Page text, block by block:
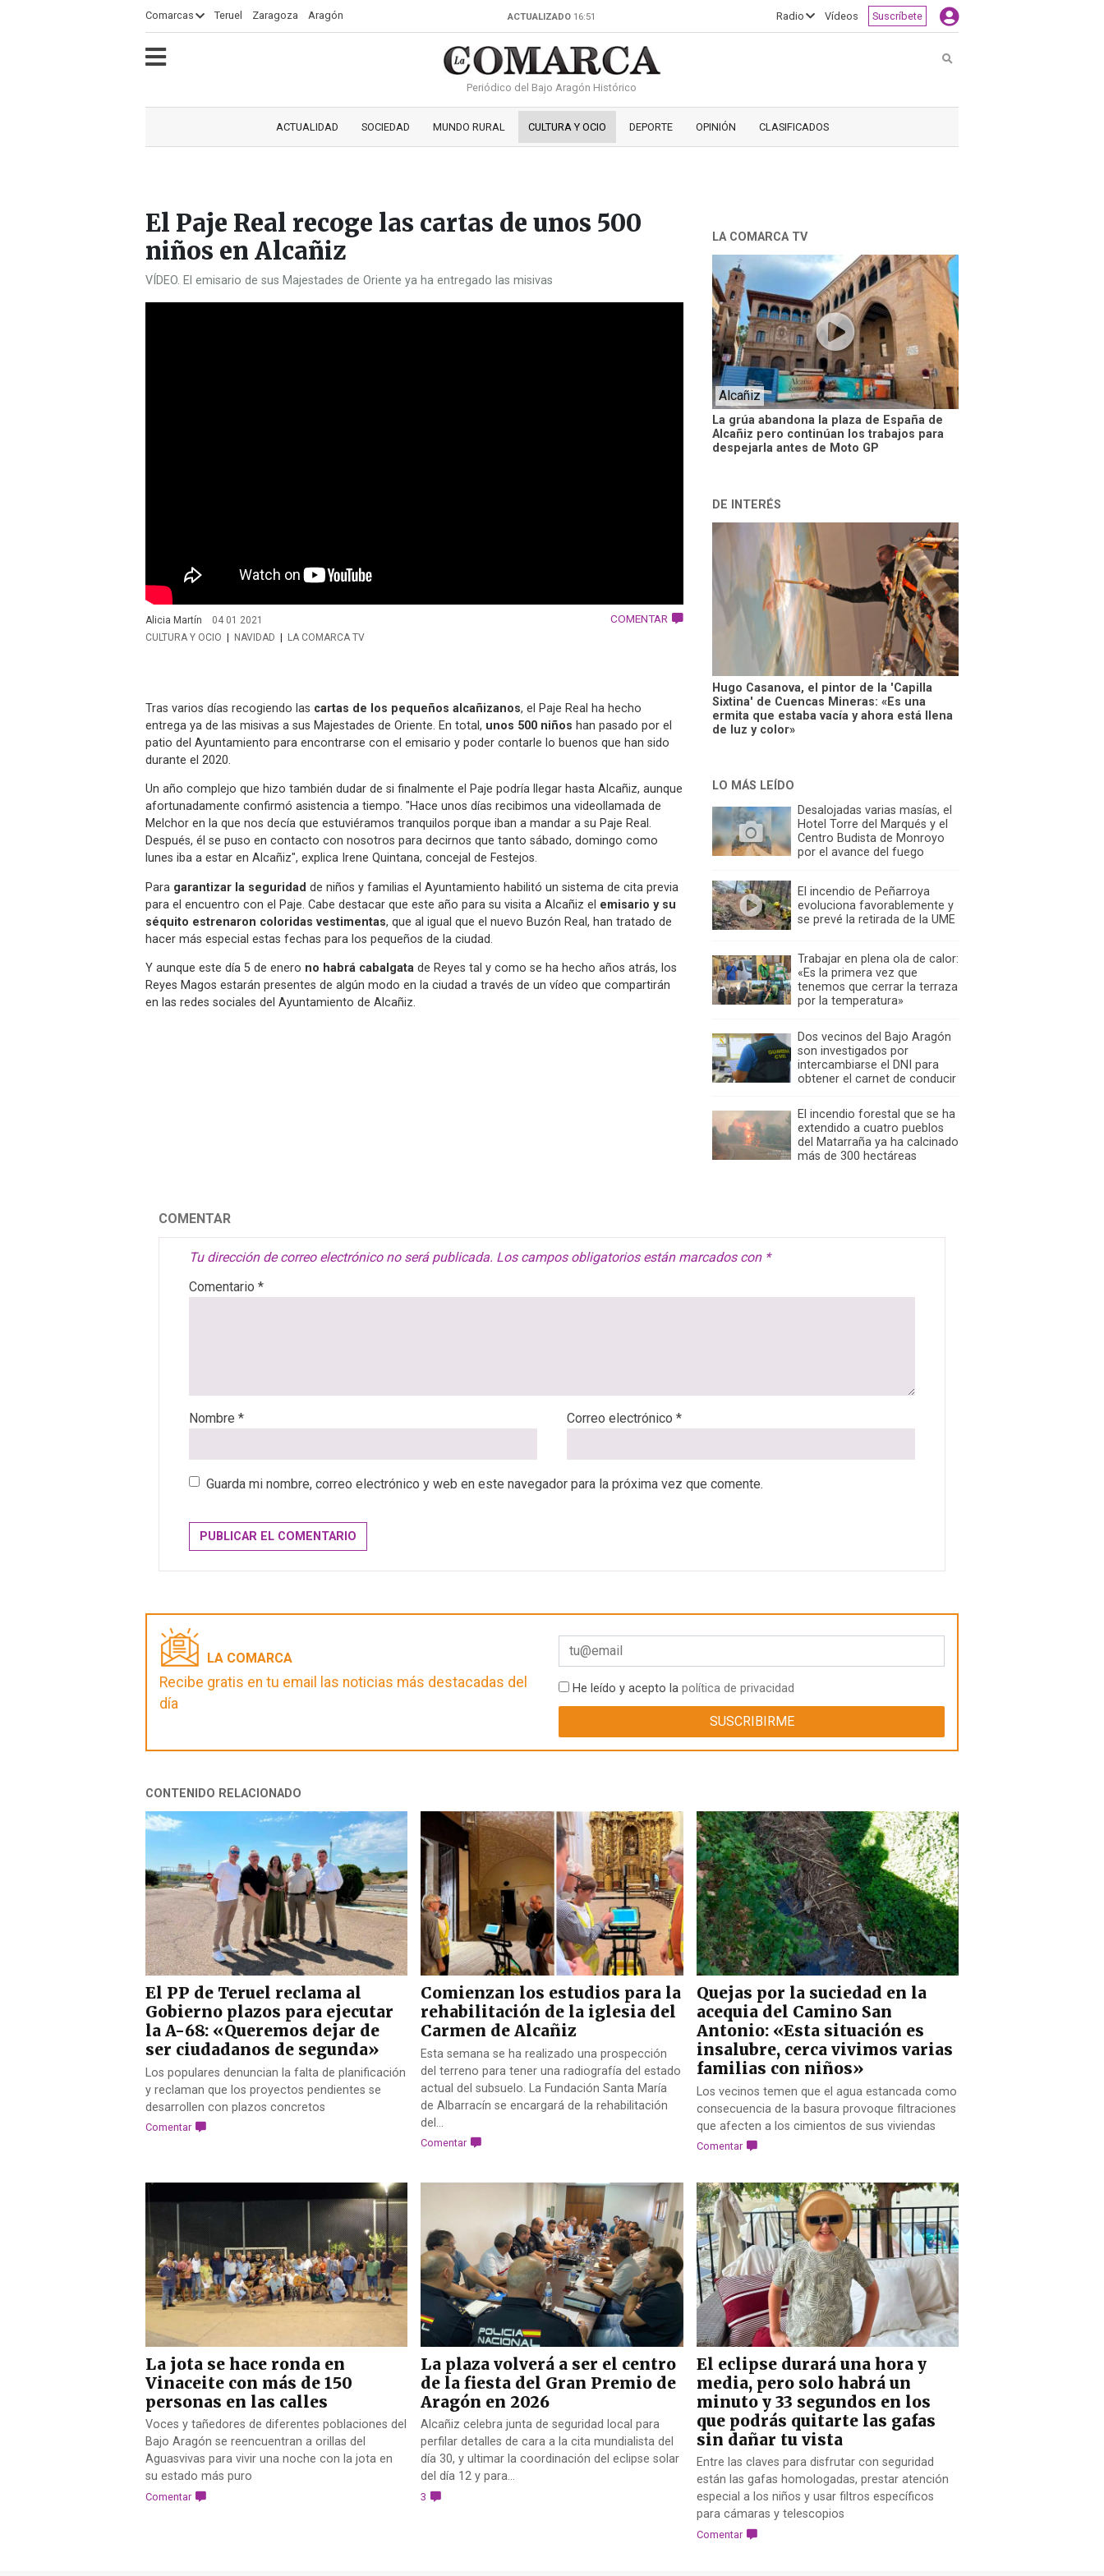
Comarcas Teruel Zaragoza Aragón Radio Vídeos Suscríbete
ACTUALIZADO 16:51
Periódico del Bajo Aragón Histórico
Buscar
ACTUALIDAD SOCIEDAD MUNDO RURAL CULTURA Y OCIO DEPORTE OPINIÓN CLASIFICADOS
El Paje Real recoge las cartas de unos 500
niños en Alcañiz
VÍDEO. El emisario de sus Majestades de Oriente ya ha entregado las misivas
Alicia Martín 04 01 2021 COMENTAR
CULTURA Y OCIO NAVIDAD LA COMARCA TV
Tras varios días recogiendo las cartas de los pequeños alcañizanos, el Paje Real ha hecho
entrega ya de las misivas a sus Majestades de Oriente. En total, unos 500 niños han pasado por el
patio del Ayuntamiento para encontrarse con el emisario y poder contarle lo buenos que han sido
durante el 2020.
Un año complejo que hizo también dudar de si finalmente el Paje podría llegar hasta Alcañiz, aunque
afortunadamente confirmó asistencia a tiempo. "Hace unos días recibimos una videollamada de
Melchor en la que nos decía que estuviéramos tranquilos porque iban a mandar a su Paje Real.
Después, él se puso en contacto con nosotros para decirnos que tanto sábado, domingo como
lunes iba a estar en Alcañiz", explica Irene Quintana, concejal de Festejos.
Para garantizar la seguridad de niños y familias el Ayuntamiento habilitó un sistema de cita previa
para el encuentro con el Paje. Cabe destacar que este año para su visita a Alcañiz el emisario y su
séquito estrenaron coloridas vestimentas, que al igual que el nuevo Buzón Real, han tratado de
hacer más especial estas fechas para los pequeños de la ciudad.
Y aunque este día 5 de enero no habrá cabalgata de Reyes tal y como se ha hecho años atrás, los
Reyes Magos estarán presentes de algún modo en la ciudad a través de un vídeo que compartirán
en las redes sociales del Ayuntamiento de Alcañiz.
LA COMARCA TV
La grúa abandona la plaza de España de
Alcañiz pero continúan los trabajos para
despejarla antes de Moto GP
Alcañiz
DE INTERÉS
Hugo Casanova, el pintor de la 'Capilla
Sixtina' de Cuencas Mineras: «Es una
ermita que estaba vacía y ahora está llena
de luz y color»
LO MÁS LEÍDO
Desalojadas varias masías, el
Hotel Torre del Marqués y el
Centro Budista de Monroyo
por el avance del fuego
El incendio de Peñarroya
evoluciona favorablemente y
se prevé la retirada de la UME
Trabajar en plena ola de calor:
«Es la primera vez que
tenemos que cerrar la terraza
por la temperatura»
Dos vecinos del Bajo Aragón
son investigados por
intercambiarse el DNI para
obtener el carnet de conducir
El incendio forestal que se ha
extendido a cuatro pueblos
del Matarraña ya ha calcinado
más de 300 hectáreas
COMENTAR
Tu dirección de correo electrónico no será publicada. Los campos obligatorios están marcados con *
Comentario *
Nombre * Correo electrónico *
Guarda mi nombre, correo electrónico y web en este navegador para la próxima vez que comente.
LA COMARCA
Recibe gratis en tu email las noticias más destacadas del
día
He leído y acepto la política de privacidad
CONTENIDO RELACIONADO
El PP de Teruel reclama al
Gobierno plazos para ejecutar
la A-68: «Queremos dejar de
ser ciudadanos de segunda»
Los populares denuncian la falta de planificación
y reclaman que los proyectos pendientes se
desarrollen con plazos concretos
Comentar
Comienzan los estudios para la
rehabilitación de la iglesia del
Carmen de Alcañiz
Esta semana se ha realizado una prospección
del terreno para tener una radiografía del estado
actual del subsuelo. La Fundación Santa María
de Albarracín se encargará de la rehabilitación
del...
Comentar
Quejas por la suciedad en la
acequia del Camino San
Antonio: «Esta situación es
insalubre, cerca vivimos varias
familias con niños»
Los vecinos temen que el agua estancada como
consecuencia de la basura provoque filtraciones
que afecten a los cimientos de sus viviendas
Comentar
La jota se hace ronda en
Vinaceite con más de 150
personas en las calles
Voces y tañedores de diferentes poblaciones del
Bajo Aragón se reencuentran a orillas del
Aguasvivas para vivir una noche con la jota en
su estado más puro
Comentar
La plaza volverá a ser el centro
de la fiesta del Gran Premio de
Aragón en 2026
Alcañiz celebra junta de seguridad local para
perfilar detalles de cara a la cita mundialista del
día 30, y ultimar la coordinación del eclipse solar
del día 12 y para...
3
El eclipse durará una hora y
media, pero solo habrá un
minuto y 33 segundos en los
que podrás quitarte las gafas
sin dañar tu vista
Entre las claves para disfrutar con seguridad
están las gafas homologadas, prestar atención
especial a los niños y usar filtros específicos
para cámaras y telescopios
Comentar